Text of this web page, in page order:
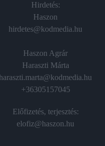
Hirdetés:
Haszon
hirdetes@kodmedia.hu
Haszon Agrár
Haraszti Márta
haraszti.marta@kodmedia.hu
+36305157045
Előfizetés, terjesztés:
elofiz@haszon.hu